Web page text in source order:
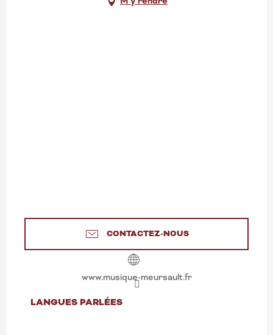
CONTACTEZ-NOUS
www.musique-meursault.fr
LANGUES PARLÉES
LANGUES PARLÉES